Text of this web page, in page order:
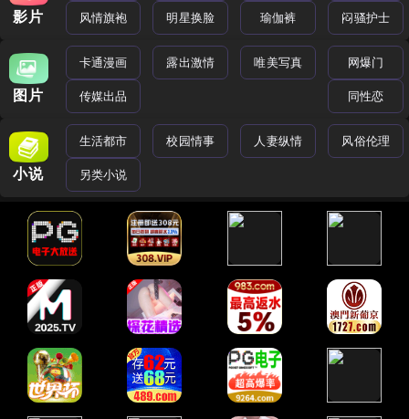
影片 风情旗袍 明星换脸 瑜伽裤 闷骚护士
图片
卡通漫画 露出激情 唯美写真 网爆门
传媒出品 同性恋
小说
生活都市 校园情事 人妻纵情 风俗伦理
另类小说